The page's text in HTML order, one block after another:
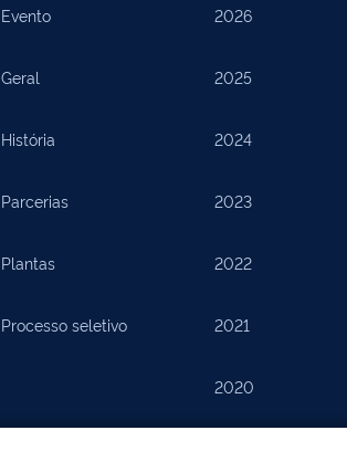
Evento
Geral
História
Parcerias
Plantas
Processo seletivo
2026
2025
2024
2023
2022
2021
2020